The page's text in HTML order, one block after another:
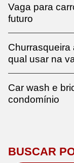
Vaga para
futuro
Churrasqueira
qual usar na
Car wash e
condomínio
BUSCAR